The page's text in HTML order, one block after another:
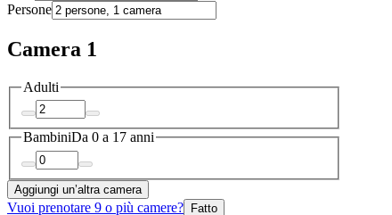
Persone
Camera 1
Adulti
BambiniDa 0 a 17 anni
Aggiungi un’altra camera
Vuoi prenotare 9 o più camere? Fatto